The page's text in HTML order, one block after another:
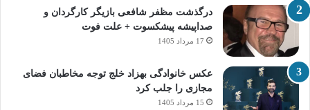
درگذشت مظفر شافعی بازیگر کارگردان و
صداپیشه پیشکسوت + علت فوت
17 مرداد 1405
عکس خانوادگی بهزاد خلج توجه مخاطبان فضای
مجازی را جلب کرد
15 مرداد 1405